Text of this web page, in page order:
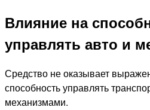
Влияние на
управлять авто и
Средство не оказывает
способность управлять
механизмами.